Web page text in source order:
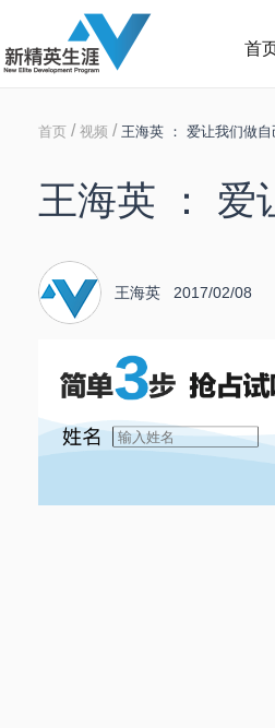
首
首页/ 视频 / 王海英 ： 爱让我们做自
王海英 ： 爱
王海英 2017/02/08